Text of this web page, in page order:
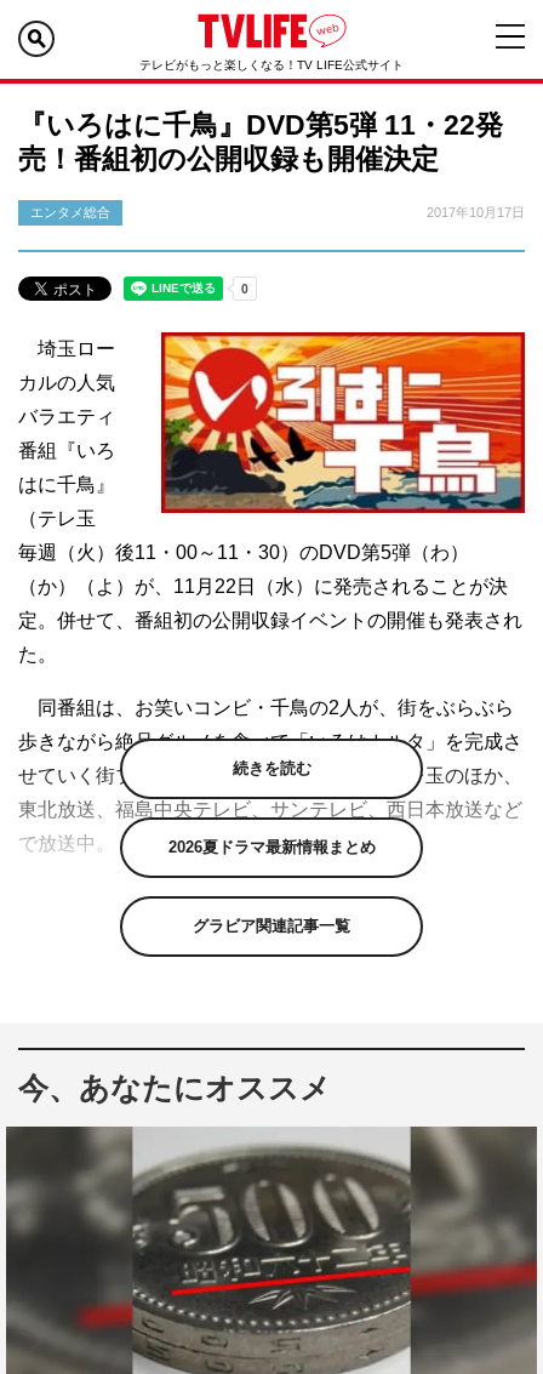
テレビがもっと楽しくなる！TV LIFE公式サイト
『いろはに千鳥』DVD第5弾 11・22発
売！番組初の公開収録も開催決定
エンタメ総合 2017年10月17日
埼玉ロー
カルの人気
バラエティ
番組『いろ
はに千鳥』
（テレ玉
毎週（火）後11・00～11・30）のDVD第5弾（わ）
（か）（よ）が、11月22日（水）に発売されることが決
定。併せて、番組初の公開収録イベントの開催も発表され
た。
同番組は、お笑いコンビ・千鳥の2人が、街をぶらぶら
歩きながら絶品グルメを食べて「いろはカルタ」を完成さ
せていく街ブラトークバラエティ。現在、テレ玉のほか、
東北放送、福島中央テレビ、サンテレビ、西日本放送など
で放送中。
今回、DVD第5弾（わ）（か）（よ）の3巻同時発売が
決定。3巻同時購入先着特典として、オリジナルポスター
番組初となる公開収録イベントが12月2日（土）に開催さ
れることも発表。webサイト「テレ玉家」「よしもとネッ
号付きイベントチケットのセットを販売予定だ。
『いろはに千鳥（わ）』
『いろはに千鳥（か）』
『いろはに千鳥（よ）』
発売日：2017年11月22日（水）
レンタル：2017年12月20日（水）
続きを読む
2026夏ドラマ最新情報まとめ
グラビア関連記事一覧
今、あなたにオススメ